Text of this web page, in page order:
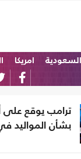
السعودية امريكا
ترامب يوقع على
بشأن المواليد